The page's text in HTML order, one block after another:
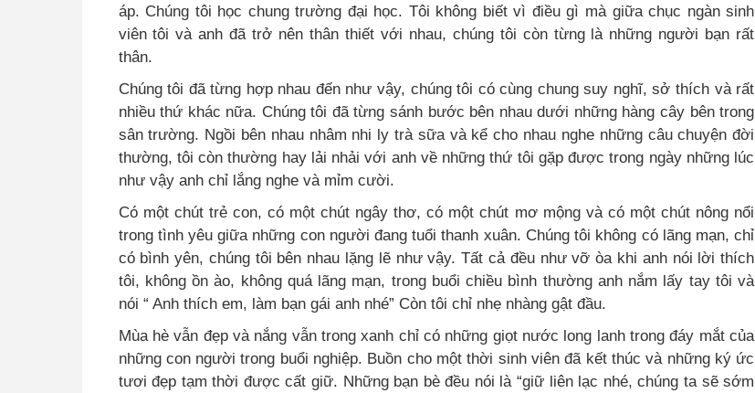
áp. Chúng tôi học chung trường đại học. Tôi không biết vì điều gì mà giữa chục ngàn sinh
viên tôi và anh đã trở nên thân thiết với nhau, chúng tôi còn từng là những người bạn rất
thân.
Chúng tôi đã từng hợp nhau đến như vậy, chúng tôi có cùng chung suy nghĩ, sở thích và rất
nhiều thứ khác nữa. Chúng tôi đã từng sánh bước bên nhau dưới những hàng cây bên trong
sân trường. Ngồi bên nhau nhâm nhi ly trà sữa và kể cho nhau nghe những câu chuyện đời
thường, tôi còn thường hay lải nhải với anh về những thứ tôi gặp được trong ngày những lúc
như vậy anh chỉ lắng nghe và mỉm cười.
Có một chút trẻ con, có một chút ngây thơ, có một chút mơ mộng và có một chút nông nổi
trong tình yêu giữa những con người đang tuổi thanh xuân. Chúng tôi không có lãng mạn, chỉ
có bình yên, chúng tôi bên nhau lặng lẽ như vậy. Tất cả đều như vỡ òa khi anh nói lời thích
tôi, không ồn ào, không quá lãng mạn, trong buổi chiều bình thường anh nắm lấy tay tôi và
nói “ Anh thích em, làm bạn gái anh nhé” Còn tôi chỉ nhẹ nhàng gật đầu.
Mùa hè vẫn đẹp và nắng vẫn trong xanh chỉ có những giọt nước long lanh trong đáy mắt của
những con người trong buổi nghiệp. Buồn cho một thời sinh viên đã kết thúc và những ký ức
tươi đẹp tạm thời được cất giữ. Những bạn bè đều nói là “giữ liên lạc nhé, chúng ta sẽ sớm